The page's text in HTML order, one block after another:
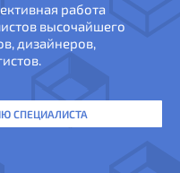
работа
высочайшего
дизайнеров,
СПЕЦИАЛИСТА